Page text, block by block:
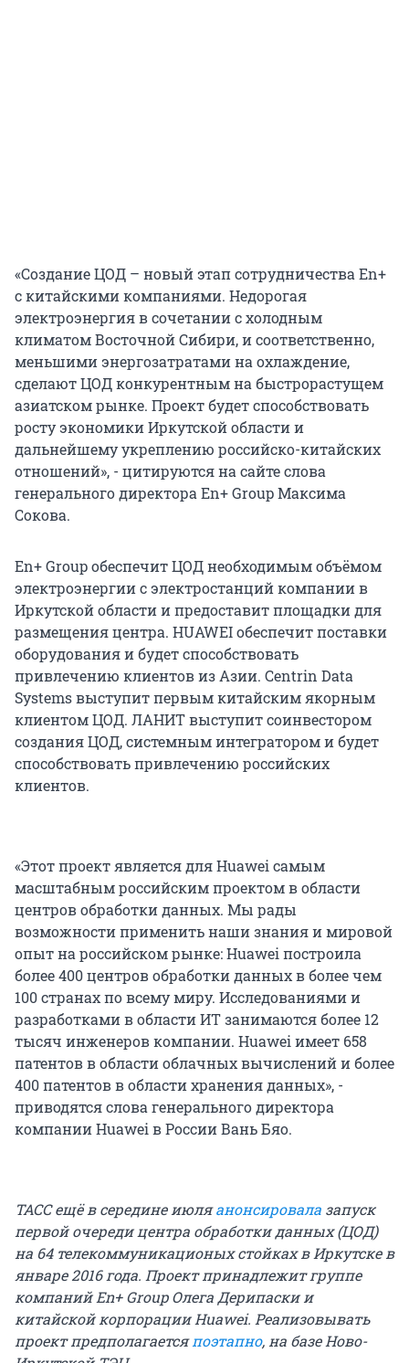
«Создание ЦОД – новый этап сотрудничества En+
с китайскими компаниями. Недорогая
электроэнергия в сочетании с холодным
климатом Восточной Сибири, и соответственно,
меньшими энергозатратами на охлаждение,
сделают ЦОД конкурентным на быстрорастущем
азиатском рынке. Проект будет способствовать
росту экономики Иркутской области и
дальнейшему укреплению российско-китайских
отношений», - цитируются на сайте слова
генерального директора En+ Group Максима
Сокова.
En+ Group обеспечит ЦОД необходимым объёмом
электроэнергии с электростанций компании в
Иркутской области и предоставит площадки для
размещения центра. HUAWEI обеспечит поставки
оборудования и будет способствовать
привлечению клиентов из Азии. Centrin Data
Systems выступит первым китайским якорным
клиентом ЦОД. ЛАНИТ выступит соинвестором
создания ЦОД, системным интегратором и будет
способствовать привлечению российских
клиентов.
«Этот проект является для Huawei самым
масштабным российским проектом в области
центров обработки данных. Мы рады
возможности применить наши знания и мировой
опыт на российском рынке: Huawei построила
более 400 центров обработки данных в более чем
100 странах по всему миру. Исследованиями и
разработками в области ИТ занимаются более 12
тысяч инженеров компании. Huawei имеет 658
патентов в области облачных вычислений и более
400 патентов в области хранения данных», -
приводятся слова генерального директора
компании Huawei в России Вань Бяо.
ТАСС ещё в середине июляанонсировала запуск
первой очереди центра обработки данных (ЦОД)
на 64 телекоммуникационых стойках в Иркутске в
январе 2016 года. Проект принадлежит группе
компаний En+ Group Олега Дерипаски и
китайской корпорации Huawei. Реализовывать
проект предполагаетсяпоэтапно, на базе Ново-